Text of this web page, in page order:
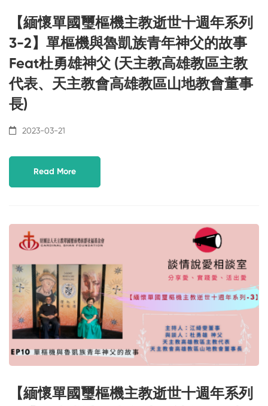
【緬懷單國璽樞機主教逝世十週年系列
3-2】單樞機與魯凱族青年神父的故事
Feat杜勇雄神父 (天主教高雄教區主教
代表、天主教會高雄教區山地教會董事
長)
2023-03-21
Read More
【緬懷單國璽樞機主教逝世十週年系列